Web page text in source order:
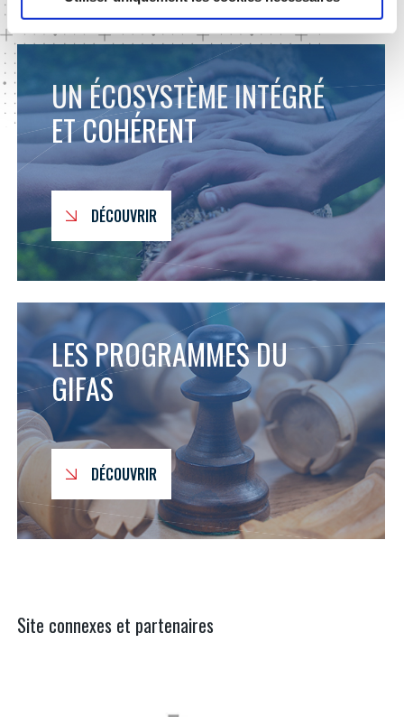
UN ÉCOSYSTÈME INTÉGRÉ
ET COHÉRENT
DÉCOUVRIR
LES PROGRAMMES DU
GIFAS
DÉCOUVRIR
Site connexes et partenaires